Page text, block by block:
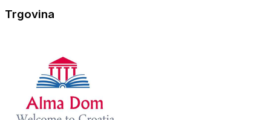
Trgovina